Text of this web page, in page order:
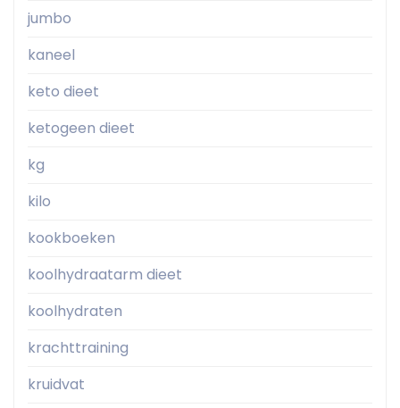
jumbo
kaneel
keto dieet
ketogeen dieet
kg
kilo
kookboeken
koolhydraatarm dieet
koolhydraten
krachttraining
kruidvat